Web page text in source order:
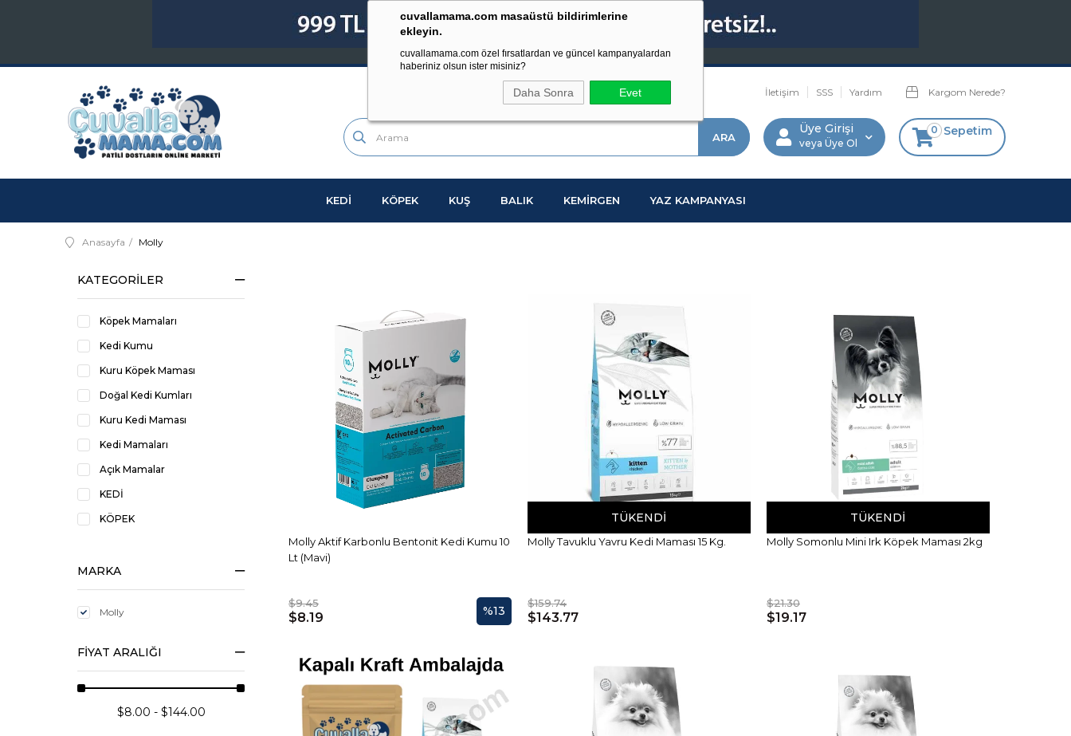
cuvallamama.com masaüstü bildirimlerine
ekleyin.
cuvallamama.com özel fırsatlardan ve güncel kampanyalardan
haberiniz olsun ister misiniz?
Daha Sonra Evet İletişim SSS Yardım Kargom Nerede?
Sepetim
0
Üye Girişi
Üye Ol
KEDİ KÖPEK KUŞ BALIK KEMİRGEN YAZ KAMPANYASI
Anasayfa Molly
KATEGORILER
Köpek Mamaları
Kedi Kumu
Kuru Köpek Maması
Doğal Kedi Kumları
Kuru Kedi Maması
Kedi Mamaları
Açık Mamalar
KEDİ
KÖPEK
MARKA
Molly
FIYAT ARALIĞI
$8.00 - $144.00
Molly Aktif Karbonlu Bentonit Kedi Kumu 10
Lt (Mavi)
$9.45
$8.19 %13
TÜKENDI
Molly Tavuklu Yavru Kedi Maması 15 Kg.
$159.74
$143.77
TÜKENDI
Molly Somonlu Mini Irk Köpek Maması 2kg
$21.30
$19.17